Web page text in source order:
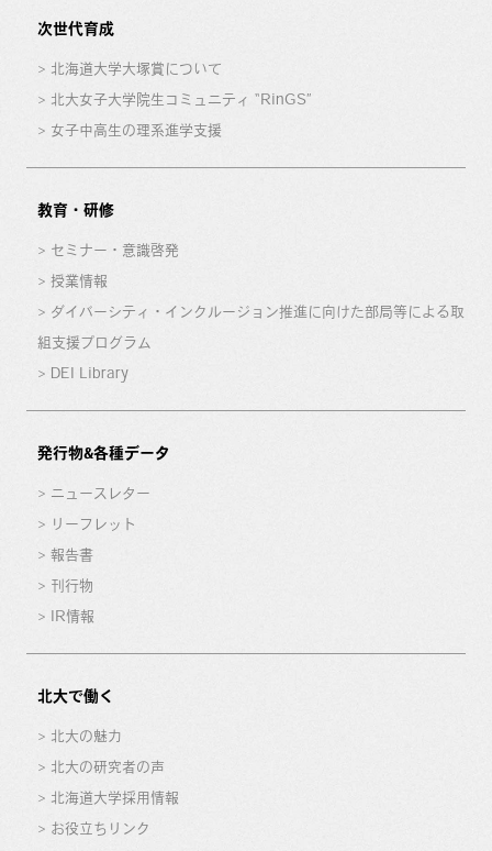
次世代育成
北海道大学大塚賞について
北大女子大学院生コミュニティ “RinGS”
女子中高生の理系進学支援
教育・研修
セミナー・意識啓発
授業情報
ダイバーシティ・インクルージョン推進に向けた部局等による取
組支援プログラム
DEI Library
発行物&各種データ
ニュースレター
リーフレット
報告書
刊行物
IR情報
北大で働く
北大の魅力
北大の研究者の声
北海道大学採用情報
お役立ちリンク